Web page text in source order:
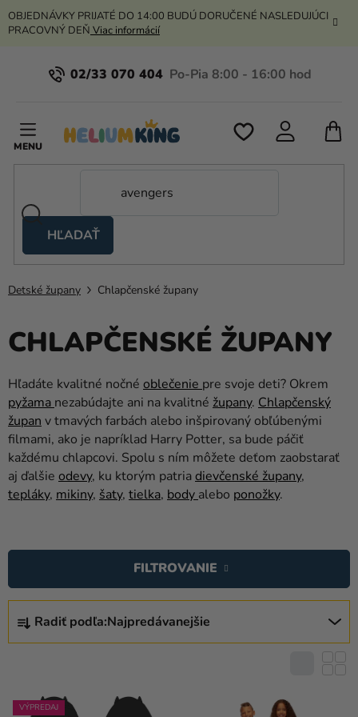
Prejsť
na
OBJEDNÁVKY PRIJATÉ DO 14:00 BUDÚ DORUČENÉ NASLEDUJÚCI
PRACOVNÝ DEŇ Viac informácií
02/33 070 404
HĽADAŤ
stany
Kanekalon
Hélium
a
Svadba
Párty
Výzdoba
a
doplnky
kostýmy a
Oblečenie
Pečenie
Darčeky
Detské župany Chlapčenské župany
CHLAPČENSKÉ ŽUPANY
Hľadáte kvalitné nočné oblečenie pre svoje deti? Okrem
pyžama nezabúdajte ani na kvalitné župany. Chlapčenský
župan v tmavých farbách alebo inšpirovaný obľúbenými
filmami, ako je napríklad Harry Potter, sa bude páčiť
každému chlapcovi. Spolu s ním môžete deťom zaobstarať
aj ďalšie odevy, ku ktorým patriadievčenské župany,
tepláky, mikiny, šaty, tielka, body alebo ponožky.
A
D
Radiť podľa:Najpredávanejšie
FILTROVANIE
Ý
P
I
S
P
DVÝPREDAJ